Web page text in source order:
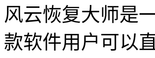
风云恢复大师是
款软件用户可以